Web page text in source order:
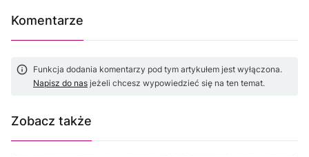
Komentarze
Funkcja dodania komentarzy pod tym artykułem jest wyłączona.
Napisz do nas jeżeli chcesz wypowiedzieć się na ten temat.
Zobacz także